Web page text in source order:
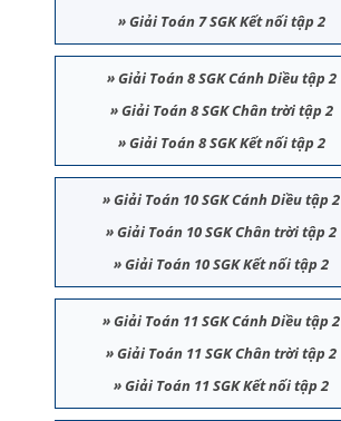
»Giải Toán 7 SGK Kết nối tập 2
»Giải Toán 8 SGK Cánh Diều tập 2
»Giải Toán 8 SGK Chân trời tập 2
»Giải Toán 8 SGK Kết nối tập 2
»Giải Toán 10 SGK Cánh Diều tập 2
»Giải Toán 10 SGK Chân trời tập 2
»Giải Toán 10 SGK Kết nối tập 2
»Giải Toán 11 SGK Cánh Diều tập 2
»Giải Toán 11 SGK Chân trời tập 2
»Giải Toán 11 SGK Kết nối tập 2